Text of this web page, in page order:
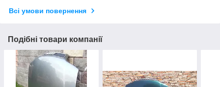
Всі умови повернення
Подібні товари компанії